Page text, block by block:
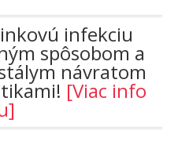
infekciu
spôsobom a
návratom
[Viac info